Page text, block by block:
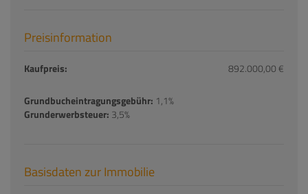
Preisinformation
Kaufpreis: 892.000,00 €
Grundbucheintragungsgebühr: 1,1%
Grunderwerbsteuer: 3,5%
Basisdaten zur Immobilie